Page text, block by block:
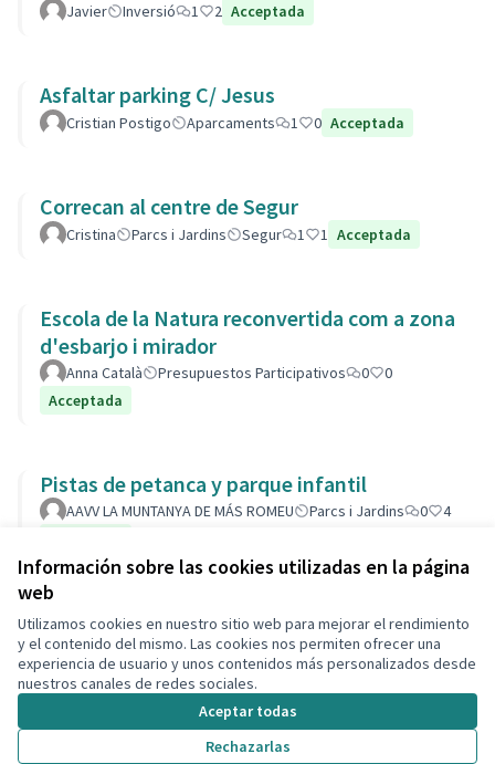
Información sobre las cookies utilizadas en la página
web
Utilizamos cookies en nuestro sitio web para mejorar el rendimiento
y el contenido del mismo. Las cookies nos permiten ofrecer una
experiencia de usuario y unos contenidos más personalizados desde
nuestros canales de redes sociales.
Aceptar todas
Rechazarlas
Javier Inversió 1 2 Acceptada
Asfaltar parking C/ Jesus
Cristian Postigo Aparcaments 1 0 Acceptada
Correcan al centre de Segur
Cristina Parcs i Jardins Segur 1 1 Acceptada
Escola de la Natura reconvertida com a zona
d'esbarjo i mirador
Anna Català Presupuestos Participativos 0
0
Acceptada
Pistas de petanca y parque infantil
AAVV LA MUNTANYA DE MÁS ROMEU Parcs i Jardins 0
4
Términos y condiciones de uso
Configuración de cookies
Decidim Calafell en X
(Enlace externo)
Decidim Calafell en Facebook
Decidim Calafell en YouTube
Decidim Calafell en GitHub
(Enlace externo)